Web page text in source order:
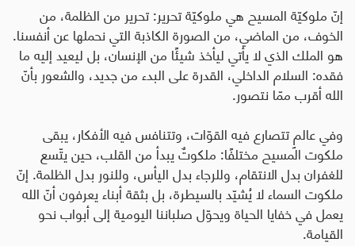
إنّ ملوكيّة المسيح هي ملوكيّة تحرير:تحرير من الظلمة، من
الخوف، من الماضي، من الصورة الكاذبة التي نحملها عن أنفسنا.
هو الملك الذي لا يأتي ليأخذ شيئًا من الإنسان، بل ليعيد إليه ما
فقده: السلام الداخلي، القدرة على البدء من جديد، والشعور بأنّ
الله أقرب ممّا نتصور.
وفي عالمٍ تتصارع فيه القوّات، وتتنافس فيه الأفكار، يبقى
ملكوت المسيح مختلفًا: ملكوتٌ يبدأ من القلب، حين يتّسع
للغفران بدل الانتقام، وللرجاء بدل اليأس، وللنور بدل الظلمة. إنّ
ملكوت السماء لا يُشيّد بالسيطرة، بل بثقة أبناء يعرفون أنّ الله
يعمل في خفايا الحياة ويحوّل صلباننا اليومية إلى أبواب نحو
القيامة.